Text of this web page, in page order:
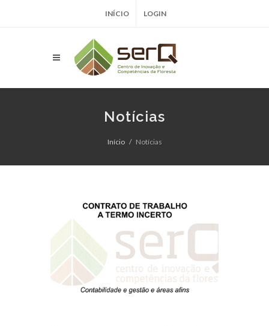
INÍCIO LOGIN
Notícias
Início Notícias